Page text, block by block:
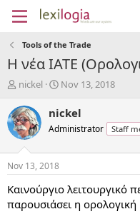
Tools of the Trade
Η νέα IATE
T
r
e
a
d
t
a
t
nickel
S
a
t
t
e
Nov 13, 2018
nickel
Administrator Staff
Nov 13, 2018
Καινούργιο λειτουργικό
παρουσιάσει η ορολογική